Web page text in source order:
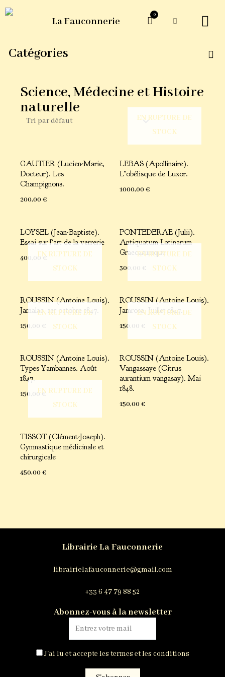
La Fauconnerie
0
Catégories
Science, Médecine et Histoire
naturelle
GAUTIER (Lucien-Marie,
Docteur). Les
Champignons.
200,00€
EN RUPTURE DE
STOCK
LEBAS (Apollinaire).
L’obélisque de Luxor.
1000,00€
LOYSEL (Jean-Baptiste).
Essai sur l’art de la verrerie
400,00€
PONTEDERAE (Julii).
Antiquatum Latinarum
Graecarumque
300,00 €
EN RUPTURE DE
STOCK
ROUSSIN (Antoine Louis).
Jamalac. 1er octobre 1847.
150,00 €
EN RUPTURE DE
STOCK
ROUSSIN (Antoine Louis).
Jamrosa. Juillet 1847.
150,00 €
EN RUPTURE DE
STOCK
ROUSSIN (Antoine Louis).
Types Yambannes. Août
1847.
150,00€
EN RUPTURE DE
STOCK
ROUSSIN (Antoine Louis).
Vangassaye (Citrus
aurantium vangasay). Mai
1848.
150,00€
EN RUPTURE DE
STOCK
TISSOT (Clément-Joseph).
Gymnastique médicinale et
chirurgicale
450,00€
Librairie La Fauconnerie
librairielafauconnerie@gmail.com
+33 6 47 79 88 52
Abonnez-vous à la newsletter
J'ai lu et accepte les termes et les conditions